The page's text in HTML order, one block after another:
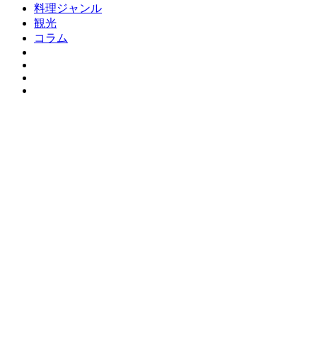
料理ジャンル
観光
コラム